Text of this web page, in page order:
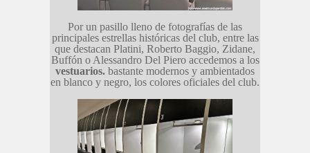
Por un pasillo lleno de fotografías de las
principales estrellas históricas del club, entre las
que destacan Platini, Roberto Baggio, Zidane,
Buffón o Alessandro Del Piero accedemos a los
vestuarios. bastante modernos y ambientados
en blanco y negro, los colores oficiales del club.